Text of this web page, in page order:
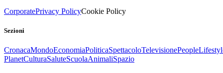
CorporatePrivacy PolicyCookie Policy
Sezioni
CronacaMondoEconomiaPoliticaSpettacoloTelevisionePeople
PlanetCulturaSaluteScuolaAnimaliSpazio